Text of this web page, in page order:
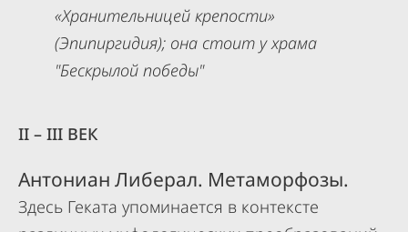
«Хранительницей крепости»
(Эпипиргидия); она стоит у храма
"Бескрылой победы"
II – III ВЕК
Антониан Либерал. Метаморфозы.
Здесь Геката упоминается в контексте